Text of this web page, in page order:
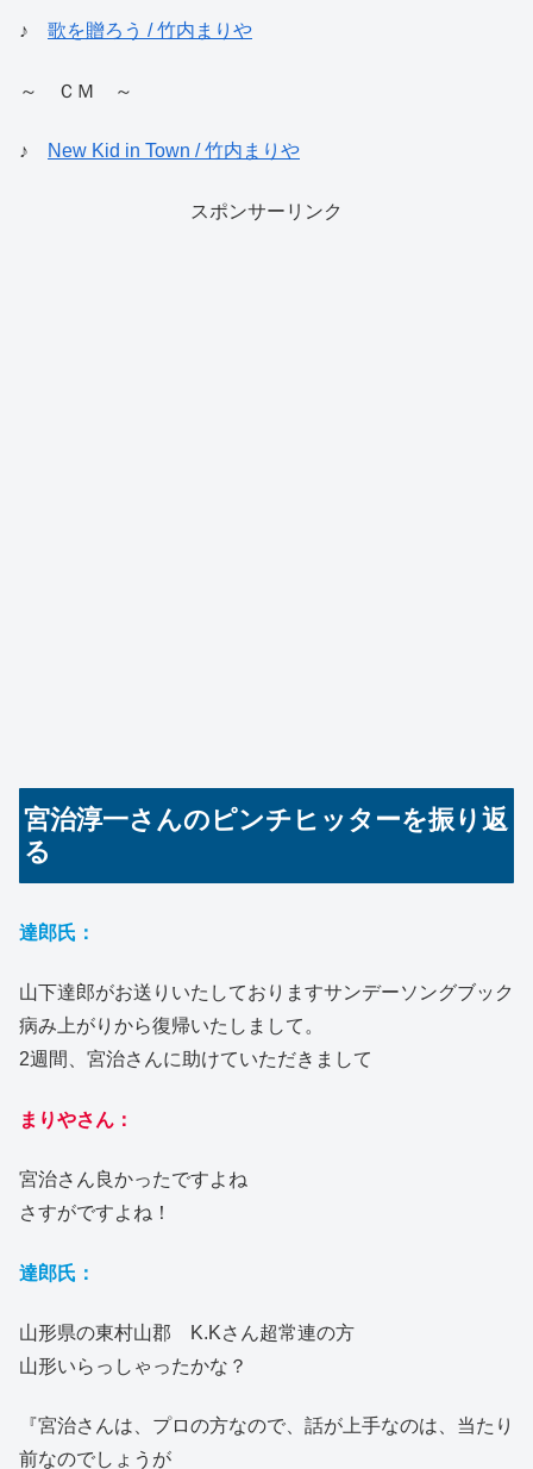
♪ 歌を贈ろう / 竹内まりや
～ ＣＭ ～
♪ New Kid in Town / 竹内まりや
スポンサーリンク
宮治淳一さんのピンチヒッターを振り返
る
達郎氏：
山下達郎がお送りいたしておりますサンデーソングブック
病み上がりから復帰いたしまして。
2週間、宮治さんに助けていただきまして
まりやさん：
宮治さん良かったですよね
さすがですよね！
達郎氏：
山形県の東村山郡 K.Kさん超常連の方
山形いらっしゃったかな？
『宮治さんは、プロの方なので、話が上手なのは、当たり
前なのでしょうが